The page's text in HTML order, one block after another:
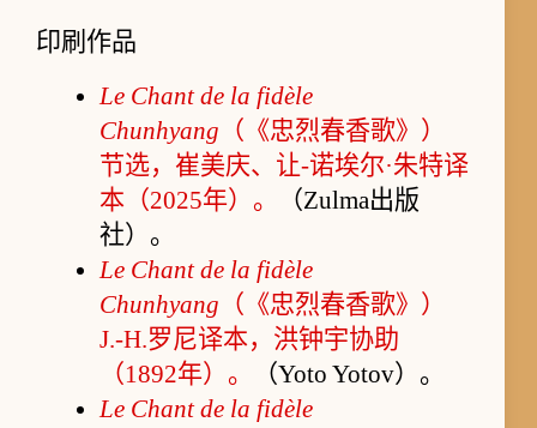
印刷作品
Le Chant de la fidèle
Chunhyang （《忠烈春香歌》）
节选，崔美庆、让-诺埃尔·朱特译
本（2025年）。
（Zulma出版
社）。
Le Chant de la fidèle
Chunhyang （《忠烈春香歌》）
J.-H.罗尼译本，洪钟宇协助
（1892年）。
（Yoto Yotov）。
Le Chant de la fidèle